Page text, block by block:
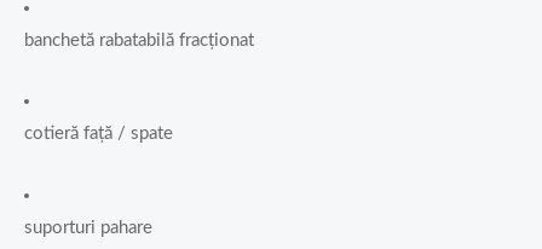
banchetă rabatabilă fracționat
cotieră față / spate
suporturi pahare